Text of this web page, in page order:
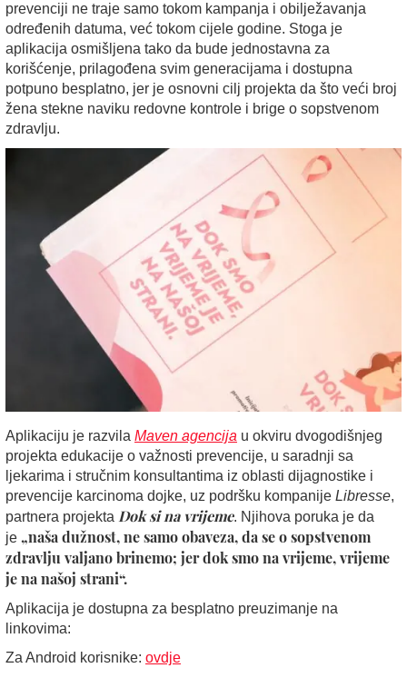
prevenciji ne traje samo tokom kampanja i obilježavanja
određenih datuma, već tokom cijele godine. Stoga je
aplikacija osmišljena tako da bude jednostavna za
korišćenje, prilagođena svim generacijama i dostupna
potpuno besplatno, jer je osnovni cilj projekta da što veći broj
žena stekne naviku redovne kontrole i brige o sopstvenom
zdravlju.
Aplikaciju je razvila Maven agencija u okviru dvogodišnjeg
projekta edukacije o važnosti prevencije, u saradnji sa
ljekarima i stručnim konsultantima iz oblasti dijagnostike i
prevencije karcinoma dojke, uz podršku kompanije Libresse,
partnera projekta Dok si na vrijeme. Njihova poruka je da
je „naša dužnost, ne samo obaveza, da se o sopstvenom
zdravlju valjano brinemo; jer dok smo na vrijeme, vrijeme
je na našoj strani“.
Aplikacija je dostupna za besplatno preuzimanje na
linkovima:
Za Android korisnike: ovdje